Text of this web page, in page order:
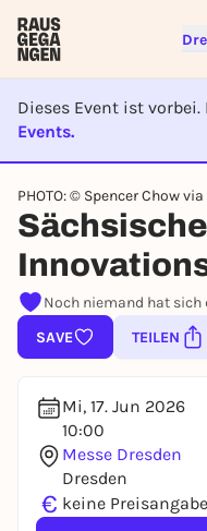
Dieses Event ist vorbei.
Events.
EVENT
PHOTO: © Spencer Chow
Sächsische
Noch niemand hat sich
SAVE
TEILEN
Mi, 17. Jun 2026
10:00
Messe Dresden
Dresden
€ keine Preisangabe
Sign up for
To like events,
lotteries, you need
You already